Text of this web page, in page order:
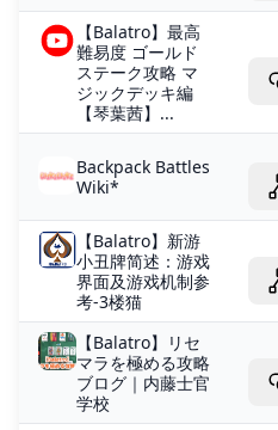
【Balatro】最高
難易度 ゴールド
ステーク攻略 マ
ジックデッキ編
【琴葉茜】...
Backpack Battles
Wiki*
【Balatro】新游
小丑牌简述：游戏
界面及游戏机制参
考-3楼猫
【Balatro】リセ
マラを極める攻略
ブログ｜内藤士官
学校